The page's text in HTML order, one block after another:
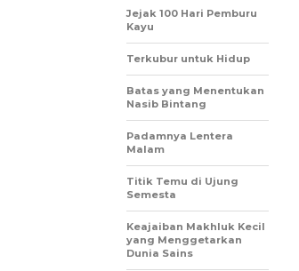
Jejak 100 Hari Pemburu
Kayu
Terkubur untuk Hidup
Batas yang Menentukan
Nasib Bintang
Padamnya Lentera
Malam
Titik Temu di Ujung
Semesta
Keajaiban Makhluk Kecil
yang Menggetarkan
Dunia Sains